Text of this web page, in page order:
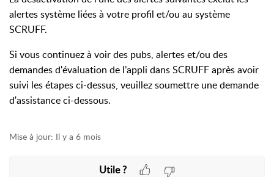
alertes système liées à votre profil et/ou au système
SCRUFF.
Si vous continuez à voir des pubs, alertes et/ou des
demandes d'évaluation de l’appli dans SCRUFF après avoir
suivi les étapes ci-dessus, veuillez soumettre une demande
d'assistance ci-dessous.
Mise à jour: Il y a 6 mois
Utile ?